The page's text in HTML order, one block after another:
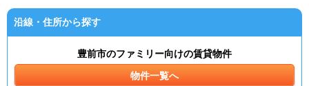
沿線・住所から探す
豊前市のファミリー向けの賃貸物件
物件一覧へ